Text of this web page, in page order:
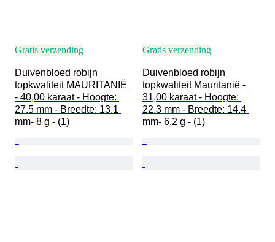
Gratis verzending
Duivenbloed robijn
topkwaliteit MAURITANIË
- 40,00 karaat - Hoogte:
27.5 mm - Breedte: 13.1
mm- 8 g - (1)
Gratis verzending
Duivenbloed robijn
topkwaliteit Mauritanië -
31,00 karaat - Hoogte:
22.3 mm - Breedte: 14.4
mm- 6.2 g - (1)